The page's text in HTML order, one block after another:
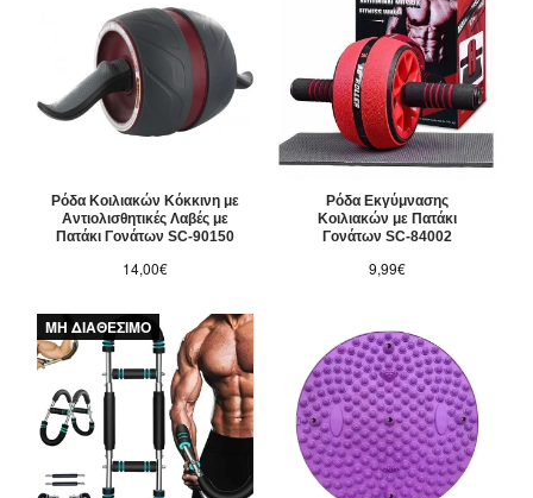
Ρόδα Κοιλιακών Κόκκινη με
Αντιολισθητικές Λαβές με
Πατάκι Γονάτων SC-90150
14,00€
Ρόδα Εκγύμνασης
Κοιλιακών με Πατάκι
Γονάτων SC-84002
9,99€
ΜΗ ΔΙΑΘΕΣΙΜΟ